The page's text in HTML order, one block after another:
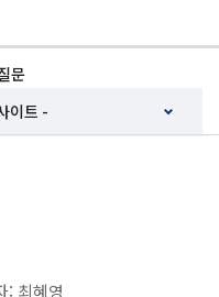
문
: 최혜영